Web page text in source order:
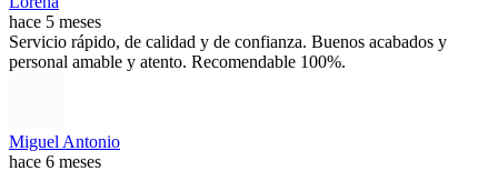
hace 5 meses
Servicio rápido, de calidad y de confianza. Buenos acabados y
personal amable y atento. Recomendable 100%.
Miguel Antonio
hace 6 meses